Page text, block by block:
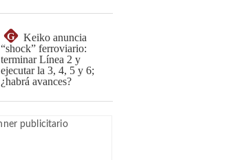
G
Keiko anuncia
“shock” ferroviario:
terminar Línea 2 y
ejecutar la 3, 4, 5 y 6;
¿habrá avances?